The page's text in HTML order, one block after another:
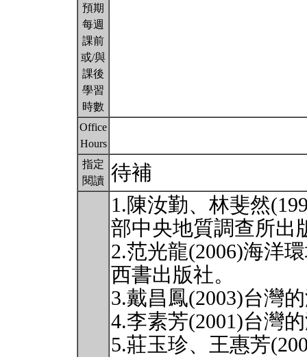
預期
每週
課前
或/與
課後
學習
時數
Office
Hours
指定
閱讀 待補
1.陳汝勤、林斐然
部中央地質調查所出
2.范光龍(2006)海洋
西書出版社。
3.戴昌鳳(2003)台灣
4.李素芳(2001)台灣
5.莊玉珍、王惠芳